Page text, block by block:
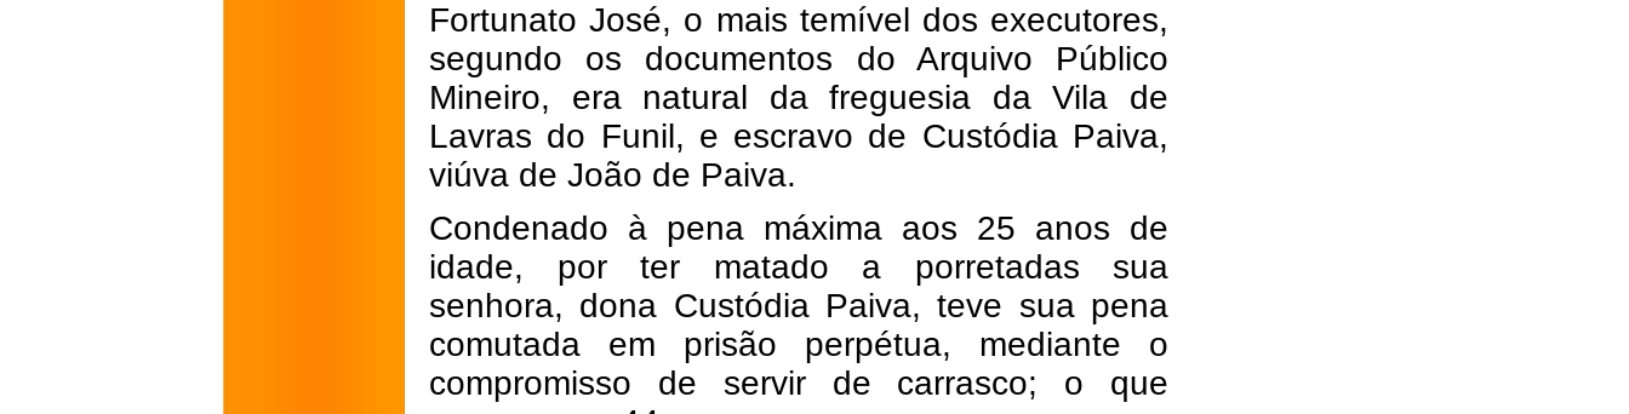
Fortunato José, o mais temível dos executores,
segundo os documentos do Arquivo Público
Mineiro, era natural da freguesia da Vila de
Lavras do Funil, e escravo de Custódia Paiva,
viúva de João de Paiva.
Condenado à pena máxima aos 25 anos de
idade, por ter matado a porretadas sua
senhora, dona Custódia Paiva, teve sua pena
comutada em prisão perpétua, mediante o
compromisso de servir de carrasco; o que